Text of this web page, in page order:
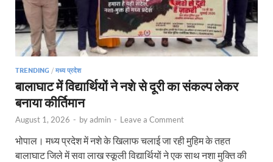
TRENDING / मध्य प्रदेश
बालाघाट में विद्यार्थियों ने नशे से दूरी का संकल्प लेकर
बनाया कीर्तिमान
August 1, 2026 - byadmin - Leave a Comment
भोपाल। मध्य प्रदेश में नशे के खिलाफ चलाई जा रही मुहिम के तहत
बालाघाट जिले में सवा लाख स्कूली विद्यार्थियों ने एक साथ नशा मुक्ति की